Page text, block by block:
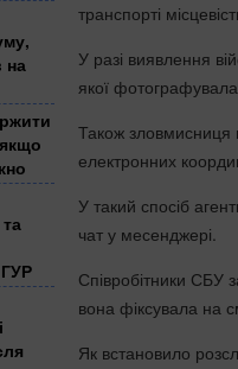
на
транспорті
У разі виявлення
якої
Також зловмисниця
електронних
У такий спосіб
чат у месенджері.
Співробітники СБУ
вона фіксувала на
Як встановило